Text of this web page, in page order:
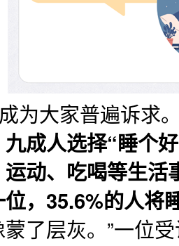
为大家普遍诉求
成人选择“睡个
动、吃喝等生活
，35.6%的人将
了层灰。”一位